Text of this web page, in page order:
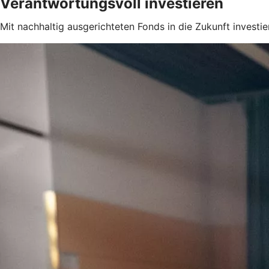
Mit nachhaltig ausgerichteten Fonds in die Zukunft